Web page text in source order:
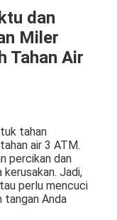
dan
Miler
Tahan Air
tahan
air 3 ATM.
percikan dan
Jadi,
perlu mencuci
tangan Anda